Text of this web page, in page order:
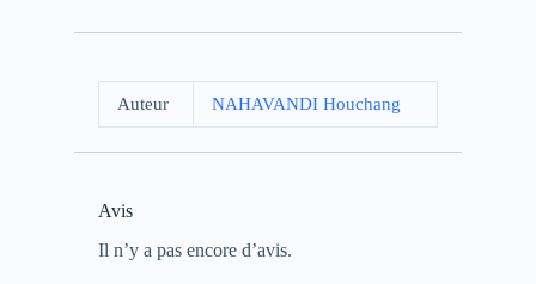
Auteur NAHAVANDI Houchang
Avis
Il n’y a pas encore d’avis.